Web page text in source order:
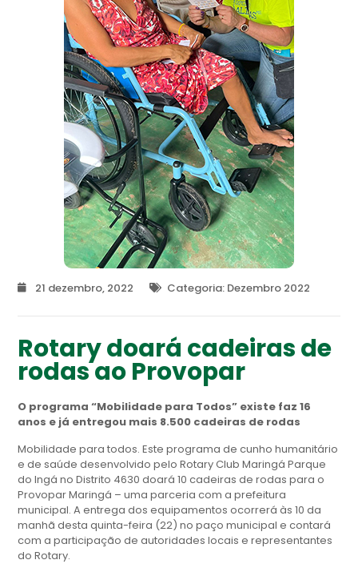
21 dezembro, 2022 Categoria: Dezembro 2022
Rotary doará cadeiras de
rodas ao Provopar
O programa “Mobilidade para Todos” existe faz 16
anos e já entregou mais 8.500 cadeiras de rodas
Mobilidade para todos. Este programa de cunho humanitário
e de saúde desenvolvido pelo Rotary Club Maringá Parque
do Ingá no Distrito 4630 doará 10 cadeiras de rodas para o
Provopar Maringá – uma parceria com a prefeitura
municipal. A entrega dos equipamentos ocorrerá às 10 da
manhã desta quinta-feira (22) no paço municipal e contará
com a participação de autoridades locais e representantes
do Rotary.